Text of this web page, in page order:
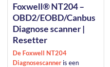
Foxwell® NT204 –
OBD2/EOBD/Canbus
Diagnose scanner |
Resetter
De Foxwell NT204
Diagnosescanner is een